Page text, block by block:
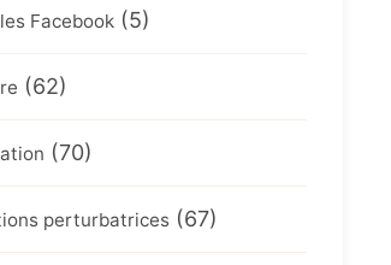
Facebook (5)
(62)
(70)
perturbatrices (67)